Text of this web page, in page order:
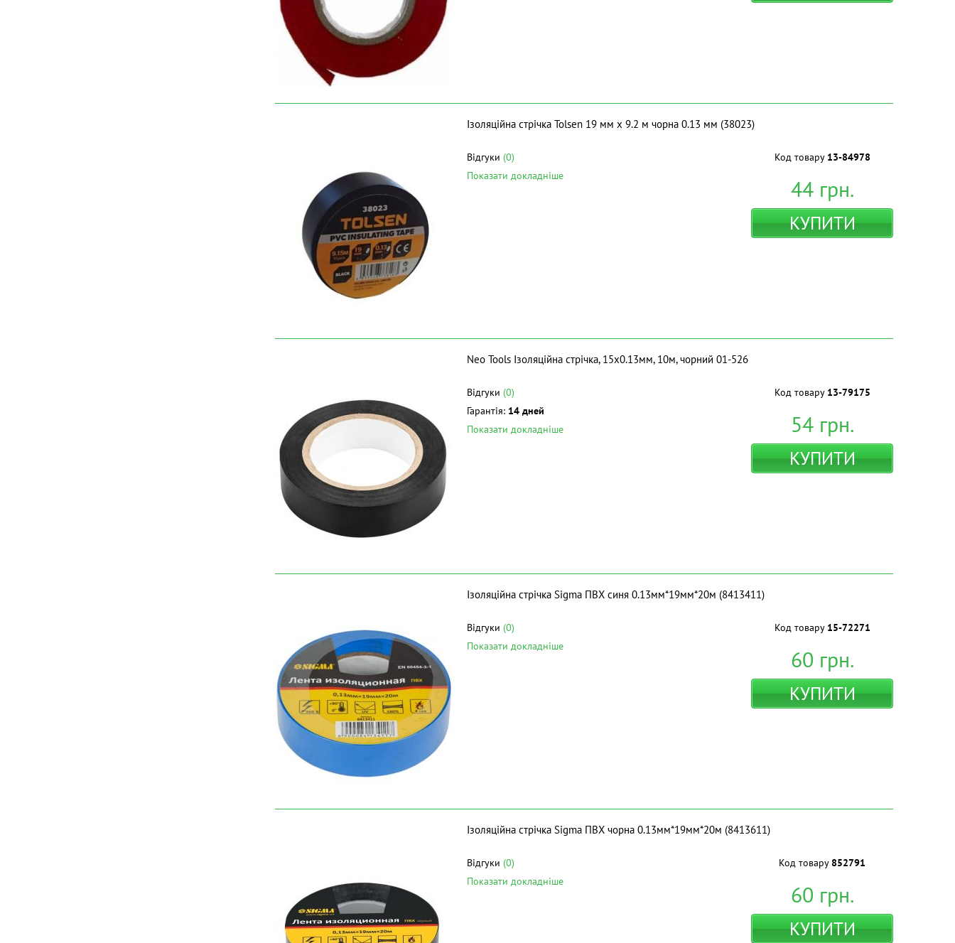
Ізоляційна стрічка Tolsen 19 мм х 9.2 м чорна 0.13 мм (38023)
Відгуки (0)
Показати докладніше
Код товару 13-84978
44грн.
КУПИТИ
Neo Tools Ізоляційна стрічка, 15х0.13мм, 10м, чорний 01-526
Відгуки (0)
Гарантія: 14 дней
Показати докладніше
Код товару 13-79175
54грн.
КУПИТИ
Ізоляційна стрічка Sigma ПВХ синя 0.13мм*19мм*20м (8413411)
Відгуки (0)
Показати докладніше
Код товару 15-72271
60 грн.
КУПИТИ
Ізоляційна стрічка Sigma ПВХ чорна 0.13мм*19мм*20м (8413611)
Відгуки (0)
Показати докладніше
Код товару852791
60 грн.
КУПИТИ